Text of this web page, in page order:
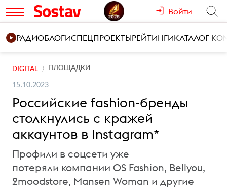
Войти
РАДИОБЛОГИСПЕЦПРОЕКТЫРЕЙТИНГИКАТАЛОГ
DIGITAL ПЛОЩАДКИ
15.10.2023
Российские fashion-бренды
столкнулись с кражей
аккаунтов в Instagram*
Профили в соцсети уже
потеряли компании OS Fashion, Bellyou,
2moodstore, Mansen Woman и другие